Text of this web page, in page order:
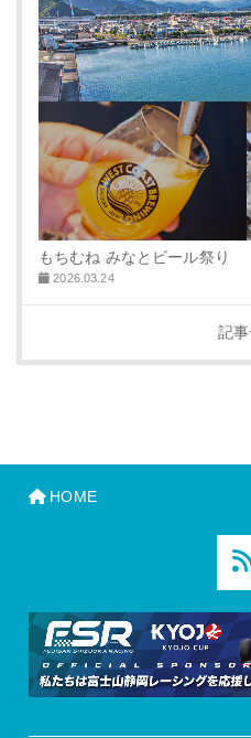
もちむね みなとビール祭り
2026.03.24
記
HOME